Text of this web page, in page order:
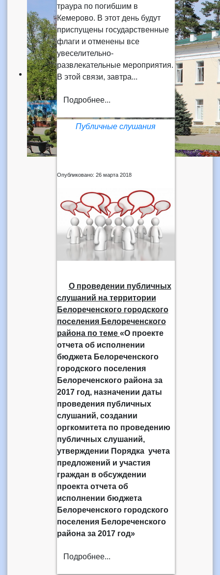
траура по погибшим в
Кемерово. В этот день будут
приспущены государственные
флаги и отменены все
увеселительно-
развлекательные мероприятия.
В этой связи, завтра...
Подробнее...
Публичные слушания
Опубликовано: 26 марта 2018
О проведении публичных
слушаний на территории
Белореченского городского
поселения Белореченского
района по теме «О проекте
отчета об исполнении
бюджета Белореченского
городского поселения
Белореченского района за
2017 год, назначении даты
проведения публичных
слушаний, создании
оргкомитета по проведению
публичных слушаний,
утверждении Порядка учета
предложений и участия
граждан в обсуждении
проекта отчета об
исполнении бюджета
Белореченского городского
поселения Белореченского
района за 2017 год»
Подробнее...